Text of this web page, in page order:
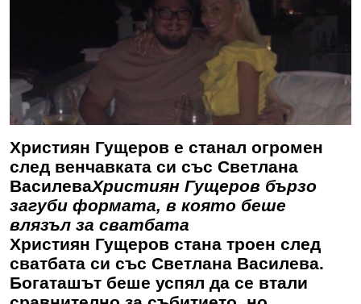
Християн Гущеров е станал огромен
след венчавката си със Светлана
ВасилеваХристиян Гущеров бързо
загуби формата, в която беше
влязъл за сватбата
Християн Гущеров стана троен след
сватбата си със Светлана Василева.
Богаташът беше успял да се втали